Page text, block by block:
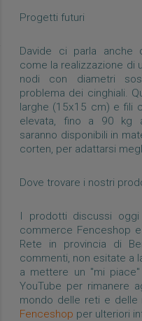
Progetti futuri
Davide ci parla anche
come la realizzazione di
nodi con diametri
problema dei cinghiali.
larghe (15x15 cm) e fili
elevata, fino a 90 kg
saranno disponibili in
corten, per adattarsi
Dove trovare i nostri
I prodotti discussi
commerce Fenceshop
Rete in provincia di
commenti, non esitate a
a mettere un "mi
YouTube per rimanere
mondo delle reti e delle
Fenceshop per ulteriori